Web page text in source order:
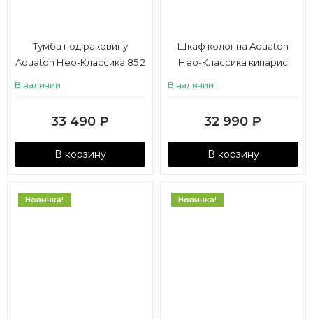
Тумба под раковину
Aquaton Нео-Классика 85 2
В наличии
33 490 ₽
В корзину
Шкаф колонна Aquaton
Нео-Классика кипарис
В наличии
32 990 ₽
В корзину
Новинка! Новинка!